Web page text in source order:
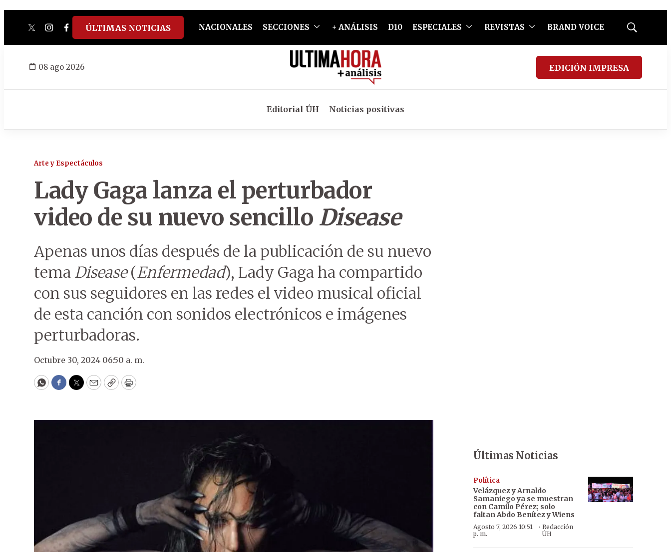
twitterinstagram
facebook
tiktokyoutube
spotify
ÚLTIMAS NOTICIAS NACIONALES SECCIONES + ANÁLISIS D10 ESPECIALES REVISTAS BRAND VOICE
Mostrar
08 ago 2026 EDICIÓN IMPRESA
Editorial ÚH Noticias positivas
Arte y Espectáculos
Lady Gaga lanza el perturbador
video de su nuevo sencillo Disease
Apenas unos días después de la publicación de su nuevo
tema Disease(Enfermedad), Lady Gaga ha compartido
con sus seguidores en las redes el video musical oficial
de esta canción con sonidos electrónicos e imágenes
perturbadoras.
Octubre 30, 2024 06:50 a. m.
WhatsApp
Facebook
Twitter
EmailCopyPrint
Últimas Noticias
Política
Velázquez y Arnaldo
Samaniego ya se muestran
con Camilo Pérez; solo
faltan Abdo Benítez y Wiens
Agosto 7, 2026 10:51
p. m.
·Redacción
ÚH